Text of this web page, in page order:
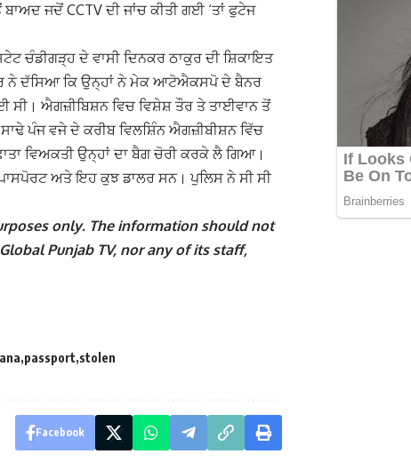
ਜਦੋਂ CCTV ਦੀ ਜਾਂਚ ਕੀਤੀ ਗਈ ‘ਤਾਂ ਫੁਟੇਜ
ਚੰਡੀਗੜ੍ਹ ਦੇ ਵਾਸੀ ਦਿਨਕਰ ਠਾਕੁਰ ਦੀ ਸ਼ਿਕਾਇਤ
ਨੇ ਦੱਸਿਆ ਕਿ ਉਨ੍ਹਾਂ ਨੇ ਮੇਕ ਆਟੋਐਕਸਪੋ ਦੇ ਬੈਨਰ
ਐਗਜ਼ੀਬਿਸ਼ਨ ਵਿਚ ਵਿਸ਼ੇਸ਼ ਤੌਰ ਤੇ ਤਾਈਵਾਨ ਤੋਂ
ਪੰਜ ਵਜੇ ਦੇ ਕਰੀਬ ਵਿਲਸ਼ਿੰਨ ਐਗਜ਼ੀਬੀਸ਼ਨ ਵਿੱਚ
ਵਿਅਕਤੀ ਉਨ੍ਹਾਂ ਦਾ ਬੈਗ ਚੋਰੀ ਕਰਕੇ ਲੈ ਗਿਆ।
ਅਤੇ ਇਹ ਕੁਝ ਡਾਲਰ ਸਨ। ਪੁਲਿਸ ਨੇ ਸੀ ਸੀ
only. The information should not
Punjab TV, nor any of its staff,
passport stolen
Facebook